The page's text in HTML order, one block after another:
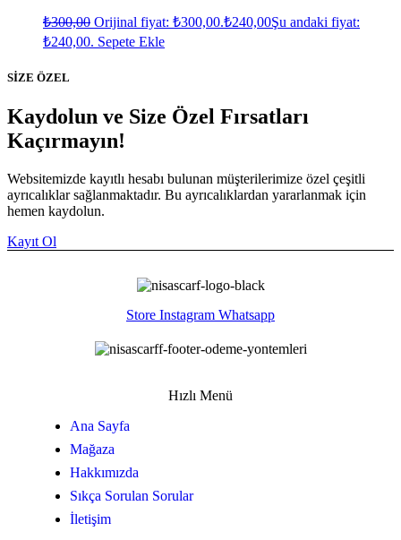
₺300,00 Orijinal fiyat: ₺300,00.₺240,00Şu andaki fiyat:
₺240,00. Sepete Ekle
SİZE ÖZEL
Kaydolun ve Size Özel Fırsatları
Kaçırmayın!
Websitemizde kayıtlı hesabı bulunan müşterilerimize özel çeşitli
ayrıcalıklar sağlanmaktadır. Bu ayrıcalıklardan yararlanmak için
hemen kaydolun.
Kayıt Ol
Store Instagram Whatsapp
Hızlı Menü
Ana Sayfa
Mağaza
Hakkımızda
Sıkça Sorulan Sorular
İletişim